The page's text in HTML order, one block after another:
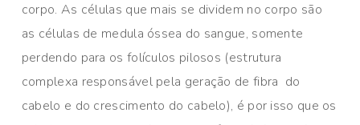
corpo. As células que mais se dividem no corpo são
as células de medula óssea do sangue, somente
perdendo para os folículos pilosos (estrutura
complexa responsável pela geração de fibra do
cabelo e do crescimento do cabelo), é por isso que os